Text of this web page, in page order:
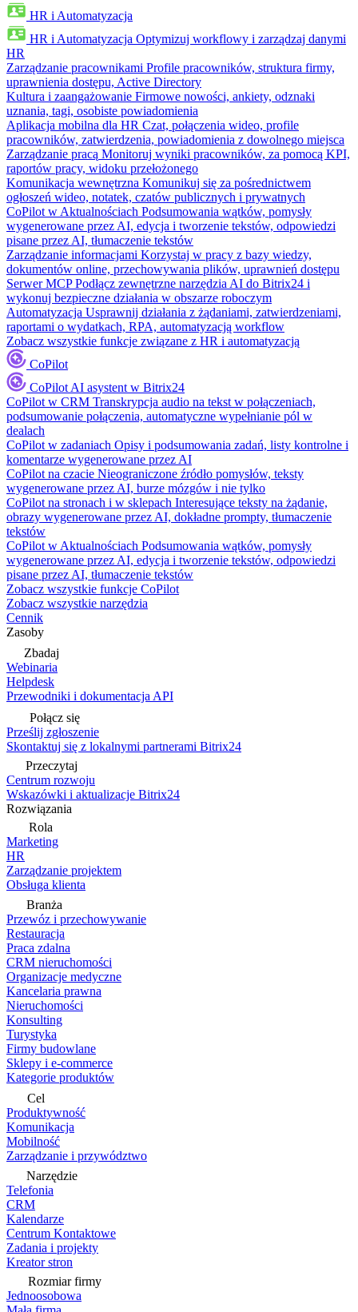
HR i Automatyzacja
HR i Automatyzacja Optymizuj workflowy i zarządzaj danymi
HR
Zarządzanie pracownikami Profile pracowników, struktura firmy,
uprawnienia dostępu, Active Directory
Kultura i zaangażowanie Firmowe nowości, ankiety, odznaki
uznania, tagi, osobiste powiadomienia
Aplikacja mobilna dla HR Czat, połączenia wideo, profile
pracowników, zatwierdzenia, powiadomienia z dowolnego miejsca
Zarządzanie pracą Monitoruj wyniki pracowników, za pomocą KPI,
raportów pracy, widoku przełożonego
Komunikacja wewnętrzna Komunikuj się za pośrednictwem
ogłoszeń wideo, notatek, czatów publicznych i prywatnych
CoPilot w Aktualnościach Podsumowania wątków, pomysły
wygenerowane przez AI, edycja i tworzenie tekstów, odpowiedzi
pisane przez AI, tłumaczenie tekstów
Zarządzanie informacjami Korzystaj w pracy z bazy wiedzy,
dokumentów online, przechowywania plików, uprawnień dostępu
Serwer MCP Podłącz zewnętrzne narzędzia AI do Bitrix24 i
wykonuj bezpieczne działania w obszarze roboczym
Automatyzacja Usprawnij działania z żądaniami, zatwierdzeniami,
raportami o wydatkach, RPA, automatyzacją workflow
Zobacz wszystkie funkcje związane z HR i automatyzacją
CoPilot
CoPilot AI asystent w Bitrix24
CoPilot w CRM Transkrypcja audio na tekst w połączeniach,
podsumowanie połączenia, automatyczne wypełnianie pól w
dealach
CoPilot w zadaniach Opisy i podsumowania zadań, listy kontrolne i
komentarze wygenerowane przez AI
CoPilot na czacie Nieograniczone źródło pomysłów, teksty
wygenerowane przez AI, burze mózgów i nie tylko
CoPilot na stronach i w sklepach Interesujące teksty na żądanie,
obrazy wygenerowane przez AI, dokładne prompty, tłumaczenie
tekstów
CoPilot w Aktualnościach Podsumowania wątków, pomysły
wygenerowane przez AI, edycja i tworzenie tekstów, odpowiedzi
pisane przez AI, tłumaczenie tekstów
Zobacz wszystkie funkcje CoPilot
Zobacz wszystkie narzędzia
Cennik
Zasoby
Zbadaj
Webinaria
Helpdesk
Przewodniki i dokumentacja API
Połącz się
Prześlij zgłoszenie
Skontaktuj się z lokalnymi partnerami Bitrix24
Przeczytaj
Centrum rozwoju
Wskazówki i aktualizacje Bitrix24
Rozwiązania
Rola
Marketing
HR
Zarządzanie projektem
Obsługa klienta
Branża
Przewóz i przechowywanie
Restauracja
Praca zdalna
CRM nieruchomości
Organizacje medyczne
Kancelaria prawna
Nieruchomości
Konsulting
Turystyka
Firmy budowlane
Sklepy i e-commerce
Kategorie produktów
Cel
Produktywność
Komunikacja
Mobilność
Zarządzanie i przywództwo
Narzędzie
Telefonia
CRM
Kalendarze
Centrum Kontaktowe
Zadania i projekty
Kreator stron
Rozmiar firmy
Jednoosobowa